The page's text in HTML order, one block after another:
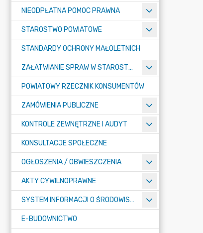
NIEODPŁATNA POMOC PRAWNA
STAROSTWO POWIATOWE
STANDARDY OCHRONY MAŁOLETNICH
ZAŁATWIANIE SPRAW W STAROSTWIE
POWIATOWY RZECZNIK KONSUMENTÓW
ZAMÓWIENIA PUBLICZNE
KONTROLE ZEWNĘTRZNE I AUDYT
KONSULTACJE SPOŁECZNE
OGŁOSZENIA / OBWIESZCZENIA
AKTY CYWILNOPRAWNE
SYSTEM INFORMACJI O ŚRODOWISKU
E-BUDOWNICTWO